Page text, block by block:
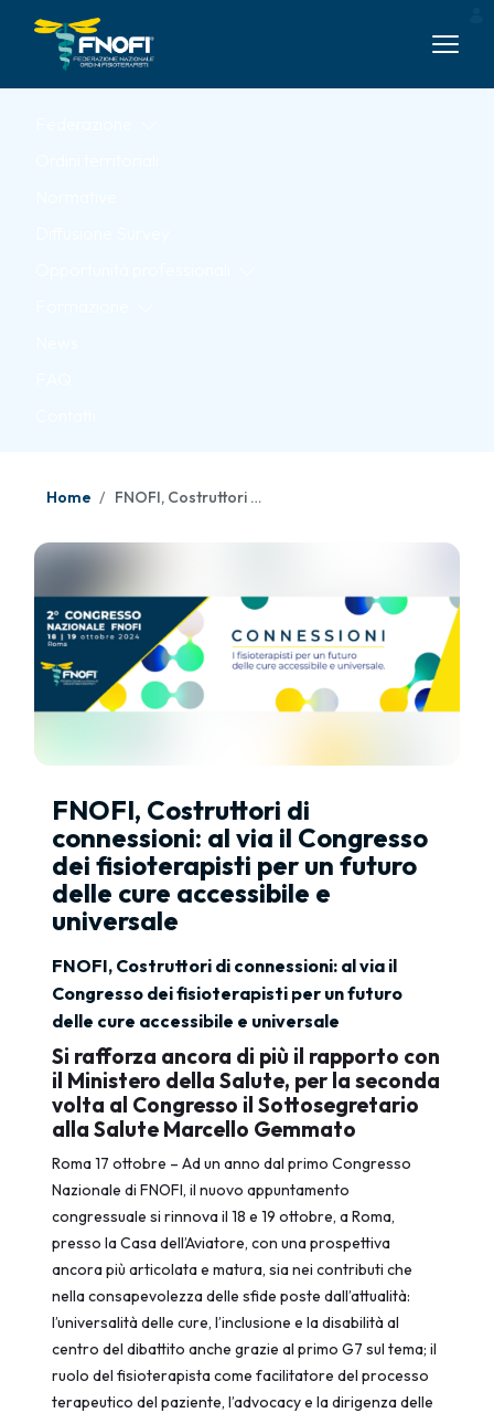
Skip to Main Content
Home FNOFI, Costruttori di connessioni: al via il Congresso dei fisioterapisti per un futuro delle cure accessibile e universale
FNOFI, Costruttori di
connessioni: al via il Congresso
dei fisioterapisti per un futuro
delle cure accessibile e
universale
FNOFI, Costruttori di connessioni: al via il
Congresso dei fisioterapisti per un futuro
delle cure accessibile e universale
Si rafforza ancora di più il rapporto con
il Ministero della Salute, per la seconda
volta al Congresso il Sottosegretario
alla Salute Marcello Gemmato
Roma 17 ottobre – Ad un anno dal primo Congresso
Nazionale di FNOFI, il nuovo appuntamento
congressuale si rinnova il 18 e 19 ottobre, a Roma,
presso la Casa dell’Aviatore, con una prospettiva
ancora più articolata e matura, sia nei contributi che
nella consapevolezza delle sfide poste dall’attualità:
l’universalità delle cure, l’inclusione e la disabilità al
centro del dibattito anche grazie al primo G7 sul tema; il
ruolo del fisioterapista come facilitatore del processo
terapeutico del paziente, l’advocacy e la dirigenza delle